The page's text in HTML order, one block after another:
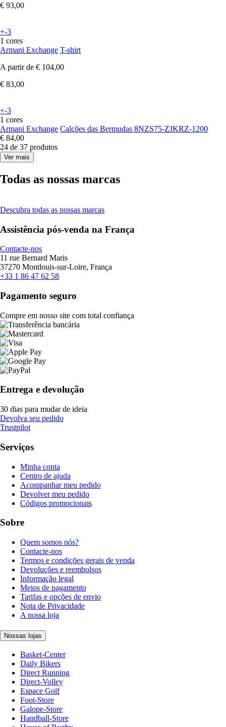
€ 93,00
+-3
1 cores
Armani Exchange T-shirt
A partir de € 104,00
€ 83,00
+-3
1 cores
Armani Exchange Calções das Bermudas 8NZS75-ZJKRZ-1200
€ 84,00
24 de 37 produtos
Ver mais
Todas as nossas marcas
Descubra todas as nossas marcas
Assistência pós-venda na França
Contacte-nos
11 rue Bernard Maris
37270 Montlouis-sur-Loire, França
+33 1 86 47 62 58
Pagamento seguro
Compre em nosso site com total confiança
Entrega e devolução
30 dias para mudar de ideia
Devolva seu pedido
Trustpilot
Serviços
Minha conta
Centro de ajuda
Acompanhar meu pedido
Devolver meu pedido
Códigos promocionais
Sobre
Quem somos nós?
Contacte-nos
Termos e condições gerais de venda
Devoluções e reembolsos
Informação legal
Meios de pagamento
Tarifas e opções de envio
Nota de Privacidade
A nossa loja
Nossas lojas
Basket-Center
Daily Bikers
Direct Running
Direct-Volley
Espace Golf
Foot-Store
Galope-Store
Handball-Store